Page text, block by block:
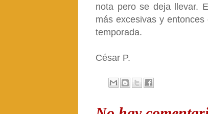
nota pero se deja llevar.
más excesivas y
temporada.
César P.